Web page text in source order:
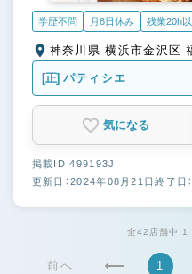
学歴不問 月8日休み 残業20h
神奈
[正] パティシエ
気になる
掲載ID 499193J
更新日：2024年08月21日終了日
全42店舗中 1
前へ 1